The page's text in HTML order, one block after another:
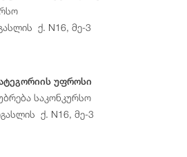
ქ. N16, მე-3
უფროსი
საკონკურსო
ქ. N16, მე-3